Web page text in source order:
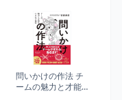
問いかけの作法 チ
ームの魅力と才能